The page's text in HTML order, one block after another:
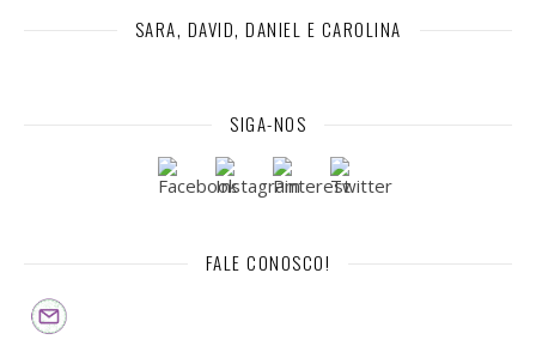
SARA, DAVID, DANIEL E CAROLINA
SIGA-NOS
FALE CONOSCO!